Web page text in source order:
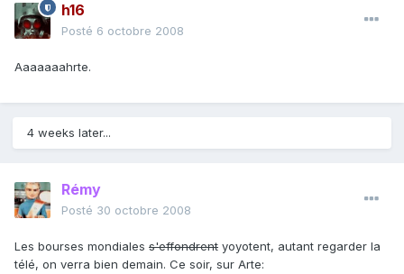
h16
Posté 6 octobre 2008
Aaaaaaahrte.
4 weeks later...
Rémy
Posté 30 octobre 2008
Les bourses mondiales s'effondrent yoyotent, autant regarder la
télé, on verra bien demain. Ce soir, sur Arte: